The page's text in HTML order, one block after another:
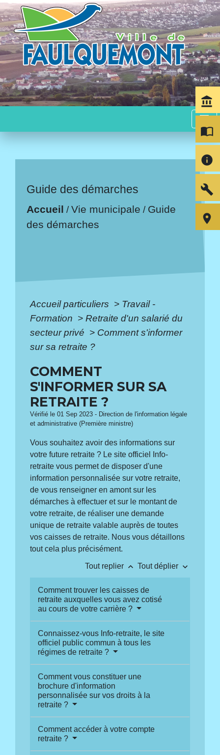
menu
Guide des démarches
Accueil /Vie municipale / Guide
des démarches
Accueil particuliers > Travail -
Formation > Retraite d'un salarié du
secteur privé > Comment s'informer
sur sa retraite ?
COMMENT
S'INFORMER SUR SA
RETRAITE ?
Vérifié le 01 Sep 2023 - Direction de l'information légale
et administrative (Première ministre)
Vous souhaitez avoir des informations sur
votre future retraite ? Le site officiel Info-
retraite vous permet de disposer d'une
information personnalisée sur votre retraite,
de vous renseigner en amont sur les
démarches à effectuer et sur le montant de
votre retraite, de réaliser une demande
unique de retraite valable auprès de toutes
vos caisses de retraite. Nous vous détaillons
tout cela plus précisément.
Tout replier keyboard_arrow_up Tout déplier keyboard_arrow_down
Comment trouver les caisses de
retraite auxquelles vous avez cotisé
au cours de votre carrière ?
Connaissez-vous Info-retraite, le site
officiel public commun à tous les
régimes de retraite ?
Comment vous constituer une
brochure d'information
personnalisée sur vos droits à la
retraite ?
Comment accéder à votre compte
retraite ?
account_balance
import_contacts
info
build
room